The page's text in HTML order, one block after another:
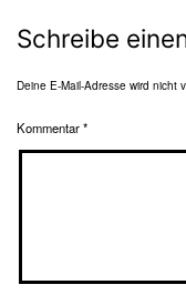
Schreibe
Deine E-Mail-Adresse wird nicht
Kommentar*